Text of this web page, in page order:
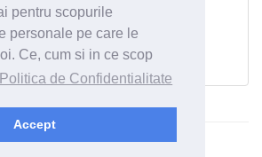
pentru scopurile
personale pe care le
Ce, cum si in ce scop
Politica de Confidentialitate
Accept
- 07.02.2007
Vede
INDIVIZIUNE PE CALEA